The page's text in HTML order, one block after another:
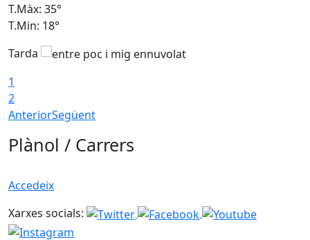
T.Màx: 35°
T.Min: 18°
Tarda
1
2
AnteriorSegüent
Plànol / Carrers
Accedeix
Xarxes socials: